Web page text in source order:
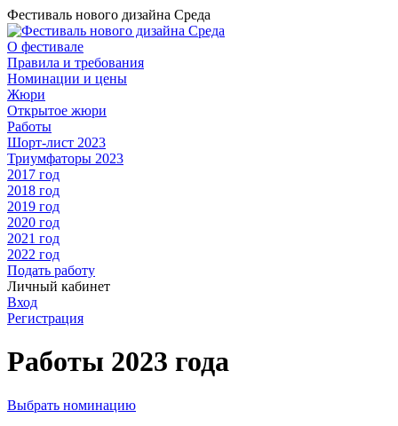
Фестиваль нового дизайна Среда
О фестивале
Правила и требования
Номинации и цены
Жюри
Открытое жюри
Работы
Шорт-лист 2023
Триумфаторы 2023
2017 год
2018 год
2019 год
2020 год
2021 год
2022 год
Подать работу
Личный кабинет
Вход
Регистрация
Работы 2023 года
Выбрать номинацию